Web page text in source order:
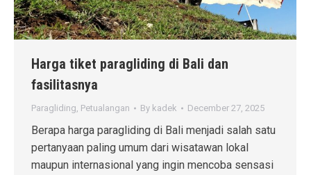
Harga tiket paragliding di Bali dan
fasilitasnya
Paragliding, Petualangan By kadek December 27, 2025
Berapa harga paragliding di Bali menjadi salah satu
pertanyaan paling umum dari wisatawan lokal
maupun internasional yang ingin mencoba sensasi